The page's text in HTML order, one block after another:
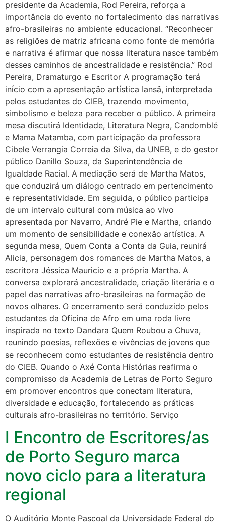
presidente da Academia, Rod Pereira, reforça a
importância do evento no fortalecimento das narrativas
afro-brasileiras no ambiente educacional. “Reconhecer
as religiões de matriz africana como fonte de memória
e narrativa é afirmar que nossa literatura nasce também
desses caminhos de ancestralidade e resistência.” Rod
Pereira, Dramaturgo e Escritor A programação terá
início com a apresentação artística Iansã, interpretada
pelos estudantes do CIEB, trazendo movimento,
simbolismo e beleza para receber o público. A primeira
mesa discutirá Identidade, Literatura Negra, Candomblé
e Mama Matamba, com participação da professora
Cibele Verrangia Correia da Silva, da UNEB, e do gestor
público Danillo Souza, da Superintendência de
Igualdade Racial. A mediação será de Martha Matos,
que conduzirá um diálogo centrado em pertencimento
e representatividade. Em seguida, o público participa
de um intervalo cultural com música ao vivo
apresentada por Navarro, André Pie e Martha, criando
um momento de sensibilidade e conexão artística. A
segunda mesa, Quem Conta a Conta da Guia, reunirá
Alicia, personagem dos romances de Martha Matos, a
escritora Jéssica Mauricio e a própria Martha. A
conversa explorará ancestralidade, criação literária e o
papel das narrativas afro-brasileiras na formação de
novos olhares. O encerramento será conduzido pelos
estudantes da Oficina de Afro em uma roda livre
inspirada no texto Dandara Quem Roubou a Chuva,
reunindo poesias, reflexões e vivências de jovens que
se reconhecem como estudantes de resistência dentro
do CIEB. Quando o Axé Conta Histórias reafirma o
compromisso da Academia de Letras de Porto Seguro
em promover encontros que conectam literatura,
diversidade e educação, fortalecendo as práticas
culturais afro-brasileiras no território. Serviço
I Encontro de Escritores/as
de Porto Seguro marca
novo ciclo para a literatura
regional
O Auditório Monte Pascoal da Universidade Federal do